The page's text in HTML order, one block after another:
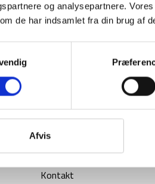
og analysepartnere.
de har indsamlet fra din brug af
Afvis
Få
Tilmeld dig vores nyhedsbrev og
Information
Kontakt